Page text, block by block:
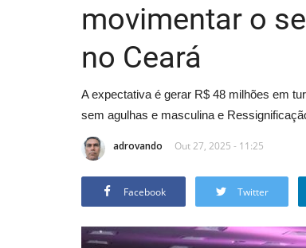
movimentar o
no Ceará
A expectativa é gerar R$ 48 milhões em
sem agulhas e masculina e
adrovando Out 27, 2025 - 11:25
Facebook Twitter